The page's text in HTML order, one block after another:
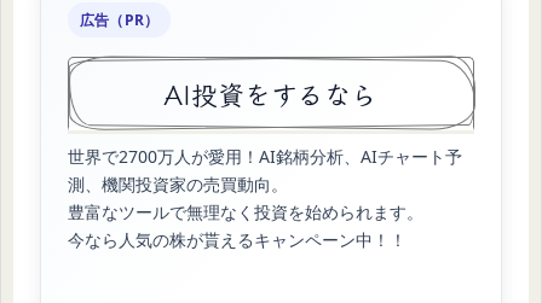
広告（PR）
AI投資をするなら
世界で2700万人が愛用！AI銘柄分析、AIチャート予
測、機関投資家の売買動向。
豊富なツールで無理なく投資を始められます。
今なら人気の株が貰えるキャンペーン中！！